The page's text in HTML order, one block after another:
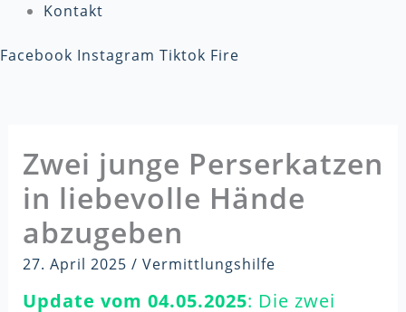
Kontakt
Facebook Instagram Tiktok Fire
Zwei junge Perserkatzen
in liebevolle Hände
abzugeben
27. April 2025 / Vermittlungshilfe
Update vom 04.05.2025: Die zwei